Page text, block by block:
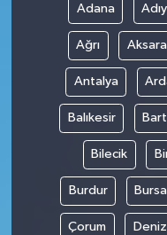
Adana
Ağrı
Antalya
Balıkesir
Bilecik
Burdur Bursa
Çorum
Teknoloji